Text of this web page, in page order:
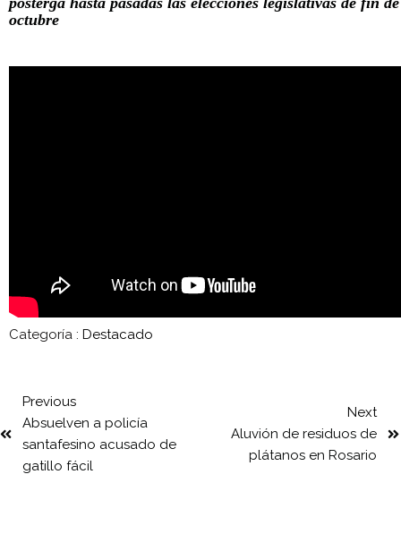
octubre
Categoría : Destacado
Previous
Absuelven a policía
santafesino acusado de
gatillo fácil
Next
Aluvión de residuos de
plátanos en Rosario